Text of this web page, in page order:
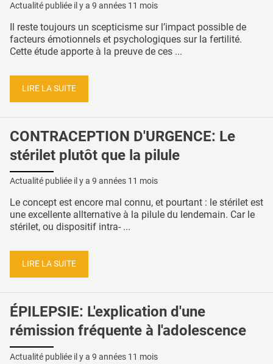
Actualité publiée il y a 9 années 11 mois
Il reste toujours un scepticisme sur l’impact possible de
facteurs émotionnels et psychologiques sur la fertilité.
Cette étude apporte à la preuve de ces ...
LIRE LA SUITE
CONTRACEPTION D'URGENCE: Le
stérilet plutôt que la pilule
Actualité publiée il y a 9 années 11 mois
Le concept est encore mal connu, et pourtant : le stérilet est
une excellente allternative à la pilule du lendemain. Car le
stérilet, ou dispositif intra- ...
LIRE LA SUITE
ÉPILEPSIE: L'explication d'une
rémission fréquente à l'adolescence
Actualité publiée il y a 9 années 11 mois